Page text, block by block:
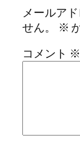
メールア
せん。
※
コメント ※